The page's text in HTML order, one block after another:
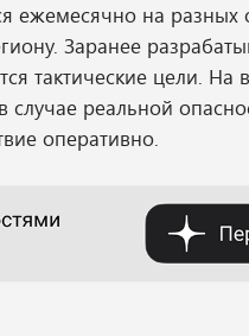
ежемесячно на разных
Заранее
тактические цели. На
случае реальной
оперативно.